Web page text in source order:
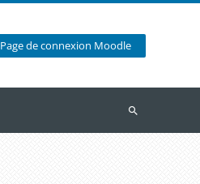
Page de connexion Moodle
Recherche